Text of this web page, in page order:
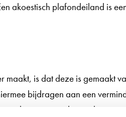
akoestisch plafondeiland is
is dat deze is gemaakt
bijdragen aan een
te kiezen voor dit circulaire